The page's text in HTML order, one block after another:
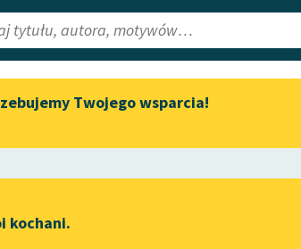
Lektury
Aktualności
Zapraszamy na spotkanie
literatury skandynawskiej
Twojego wsparcia!
kochani.